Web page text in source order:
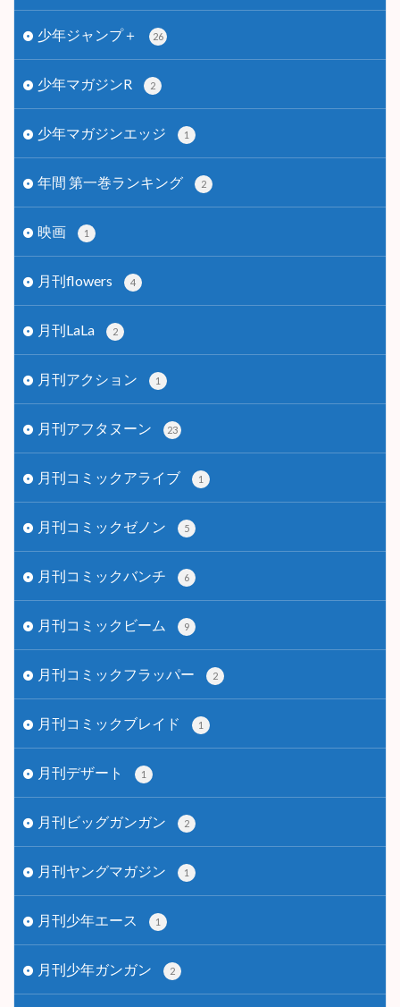
少年ジャンプ＋ 26
少年マガジンR 2
少年マガジンエッジ 1
年間 第一巻ランキング 2
映画 1
月刊flowers 4
月刊LaLa 2
月刊アクション 1
月刊アフタヌーン 23
月刊コミックアライブ 1
月刊コミックゼノン 5
月刊コミックバンチ 6
月刊コミックビーム 9
月刊コミックフラッパー 2
月刊コミックブレイド 1
月刊デザート 1
月刊ビッグガンガン 2
月刊ヤングマガジン 1
月刊少年エース 1
月刊少年ガンガン 2